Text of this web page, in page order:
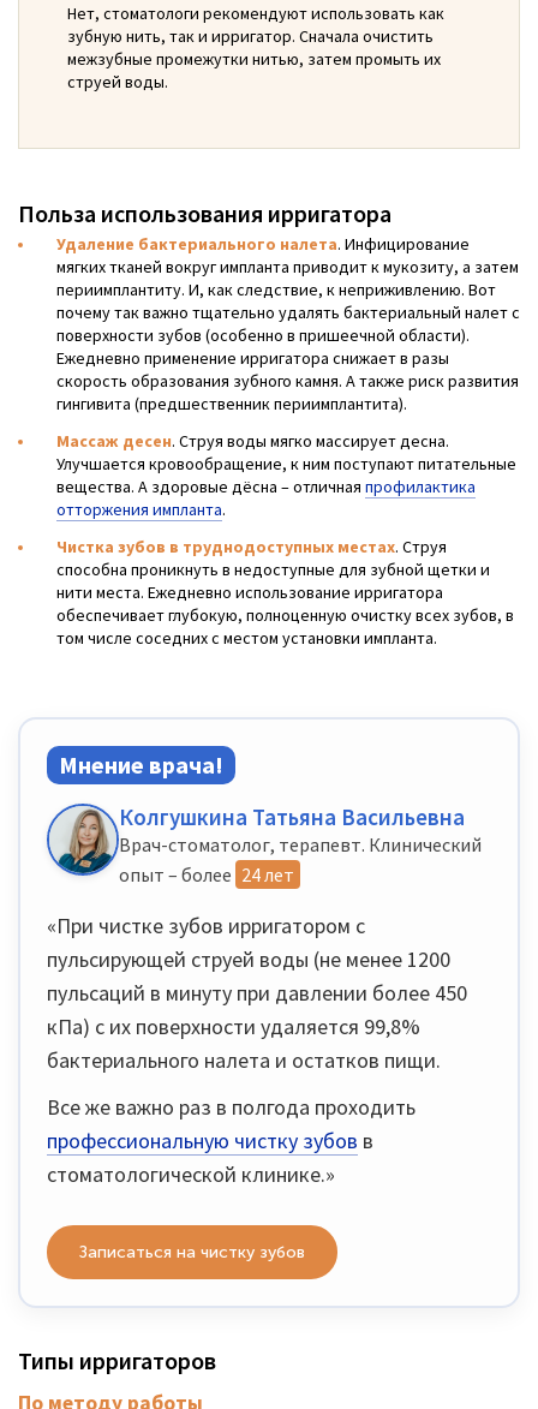
Нет, стоматологи рекомендуют использовать как
зубную нить, так и ирригатор. Сначала очистить
межзубные промежутки нитью, затем промыть их
струей воды.
Польза использования ирригатора
Удаление бактериального налета. Инфицирование
мягких тканей вокруг импланта приводит к мукозиту, а затем
периимплантиту. И, как следствие, к неприживлению. Вот
почему так важно тщательно удалять бактериальный налет с
поверхности зубов (особенно в пришеечной области).
Ежедневно применение ирригатора снижает в разы
скорость образования зубного камня. А также риск развития
гингивита (предшественник периимплантита).
Массаж десен. Струя воды мягко массирует десна.
Улучшается кровообращение, к ним поступают питательные
вещества. А здоровые дёсна – отличная профилактика
отторжения импланта.
Чистка зубов в труднодоступных местах. Струя
способна проникнуть в недоступные для зубной щетки и
нити места. Ежедневно использование ирригатора
обеспечивает глубокую, полноценную очистку всех зубов, в
том числе соседних с местом установки импланта.
Мнение врача!
Колгушкина Татьяна Васильевна
Врач-стоматолог, терапевт. Клинический
опыт – более 24 лет
«При чистке зубов ирригатором с
пульсирующей струей воды (не менее 1200
пульсаций в минуту при давлении более 450
кПа) с их поверхности удаляется 99,8%
бактериального налета и остатков пищи.
Все же важно раз в полгода проходить
профессиональную чистку зубов в
стоматологической клинике.»
Записаться на чистку зубов
Типы ирригаторов
По методу работы